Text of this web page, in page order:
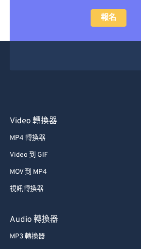
報名
Video 轉換器
MP4 轉換器
Video 到 GIF
MOV 到 MP4
視訊轉換器
Audio 轉換器
MP3 轉換器